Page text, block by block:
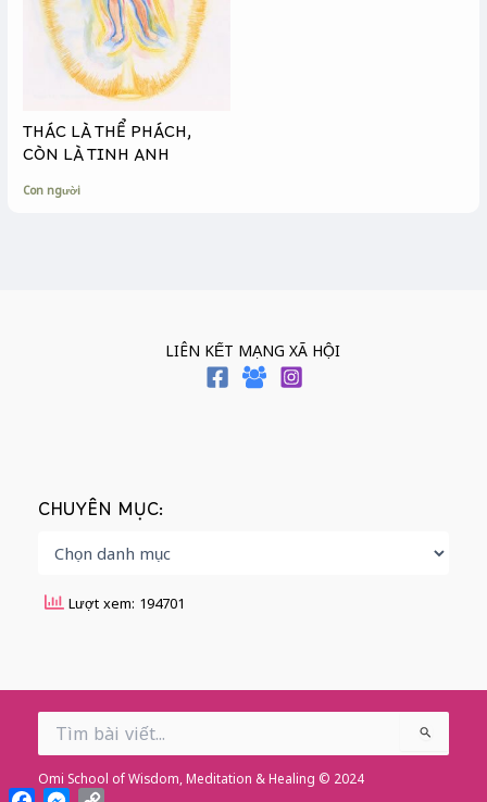
THÁC LÀ THỂ PHÁCH,
CÒN LÀ TINH ANH
Con người
LIÊN KẾT MẠNG XÃ HỘI
CHUYÊN MỤC:
Lượt xem: 194701
Search
for:
Omi School of Wisdom, Meditation & Healing © 2024
FacebookMessenger